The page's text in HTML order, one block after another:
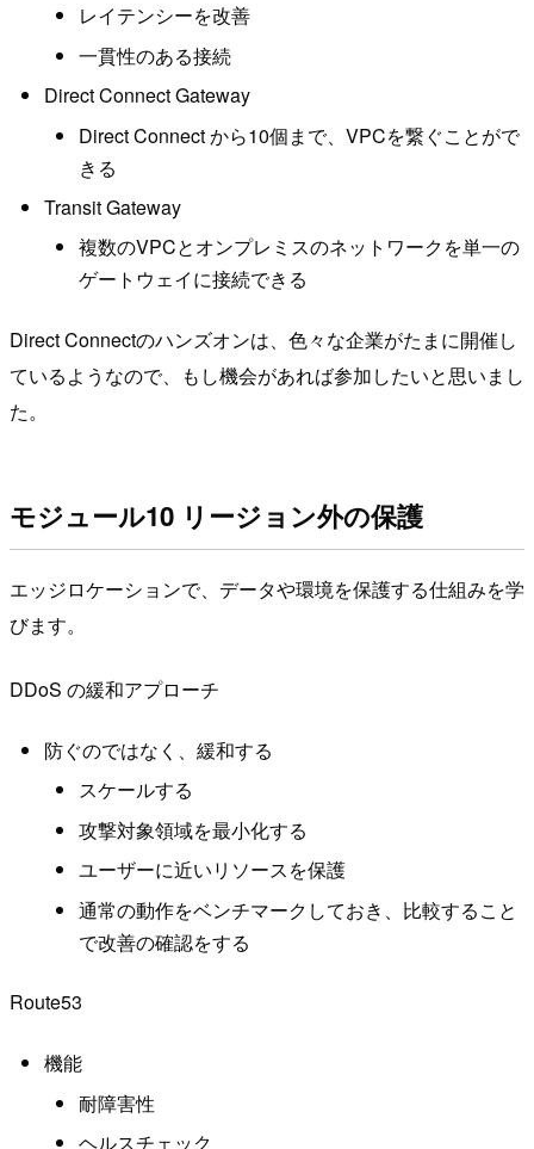
レイテンシーを改善
一貫性のある接続
Direct Connect Gateway
Direct Connect から10個まで、VPCを繋ぐことがで
きる
Transit Gateway
複数のVPCとオンプレミスのネットワークを単一の
ゲートウェイに接続できる
Direct Connectのハンズオンは、色々な企業がたまに開催し
ているようなので、もし機会があれば参加したいと思いまし
た。
モジュール10 リージョン外の保護
エッジロケーションで、データや環境を保護する仕組みを学
びます。
DDoS の緩和アプローチ
防ぐのではなく、緩和する
スケールする
攻撃対象領域を最小化する
ユーザーに近いリソースを保護
通常の動作をベンチマークしておき、比較すること
で改善の確認をする
Route53
機能
耐障害性
ヘルスチェック